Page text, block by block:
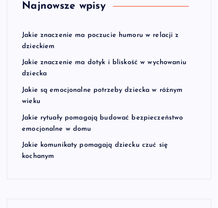
Najnowsze wpisy
Jakie znaczenie ma poczucie humoru w relacji z
dzieckiem
Jakie znaczenie ma dotyk i bliskość w wychowaniu
dziecka
Jakie są emocjonalne potrzeby dziecka w różnym
wieku
Jakie rytuały pomagają budować bezpieczeństwo
emocjonalne w domu
Jakie komunikaty pomagają dziecku czuć się
kochanym